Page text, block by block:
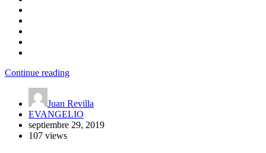
Continue reading
Juan Revilla
EVANGELIO
septiembre 29, 2019
107 views